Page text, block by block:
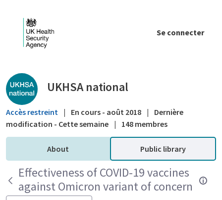
Se connecter
Public library - UKHSA national
UKHSA national
Accès restreint | En cours - août 2018 |
Dernière
modification - Cette semaine | 148 membres
About Public library
Effectiveness of COVID-19 vaccines
against Omicron variant of concern